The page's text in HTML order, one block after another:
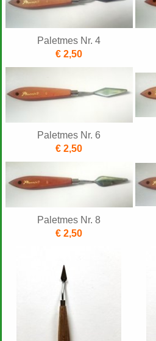
Paletmes Nr. 4
€ 2,50
Paletmes Nr. 6
€ 2,50
Paletmes Nr. 8
€ 2,50